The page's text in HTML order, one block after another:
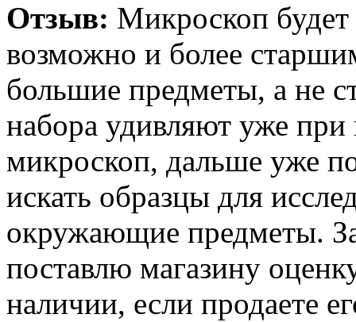
Отзыв: Микроскоп будет
возможно и более
большие предметы, а не
набора удивляют уже
микроскоп, дальше уже
искать образцы для
окружающие предметы.
поставлю магазину
наличии, если продаете